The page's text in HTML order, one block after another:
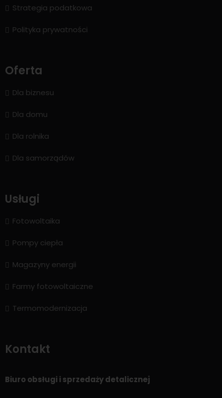
Strategia podatkowa
Polityka prywatności
Oferta
Dla biznesu
Dla domu
Dla rolnika
Dla samorządów
Usługi
Fotowoltaika
Pompy ciepła
Magazyny energii
Farmy fotowoltaiczne
Termomodernizacja
Kontakt
Biuro obsługi i sprzedaży detalicznej